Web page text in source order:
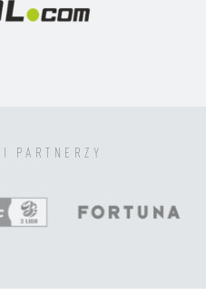
i partnerzy